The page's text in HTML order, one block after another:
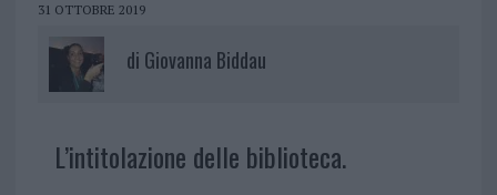
31 OTTOBRE 2019
di Giovanna Biddau
L’intitolazione delle biblioteca.